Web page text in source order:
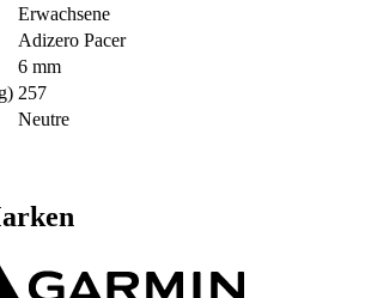
Erwachsene
Adizero Pacer
6 mm
257
Neutre